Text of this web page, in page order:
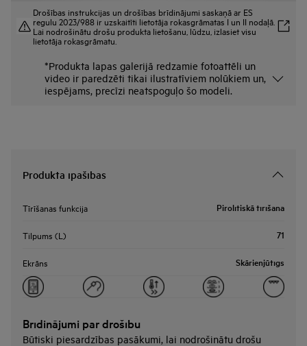
Drošības instrukcijas un drošības brīdinājumi saskaņā ar ES
regulu 2023/988 ir uzskaitīti lietotāja rokasgrāmatas I un II nodaļā.
Lai nodrošinātu drošu produkta lietošanu, lūdzu, izlasiet visu
lietotāja rokasgrāmatu.
*Produkta lapas galerijā redzamie fotoattēli un
video ir paredzēti tikai ilustratīviem nolūkiem un,
iespējams, precīzi neatspoguļo šo modeli.
Produkta īpašības
Tīrīšanas funkcija Pirolītiskā tīrīšana
Tilpums (L) 71
Ekrāns Skārienjūtīgs
Brīdinājumi par drošību
Būtiski piesardzības pasākumi, lai nodrošinātu drošu